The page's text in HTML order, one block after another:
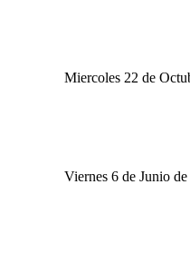
Miercoles 22 de
Viernes 6 de Junio